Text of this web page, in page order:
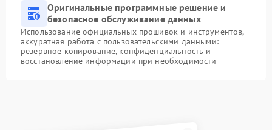
Оригинальные программные решение и
безопасное обслуживание данных
Использование официальных прошивок и инструментов,
аккуратная работа с пользовательскими данными:
резервное копирование, конфиденциальность и
восстановление информации при необходимости